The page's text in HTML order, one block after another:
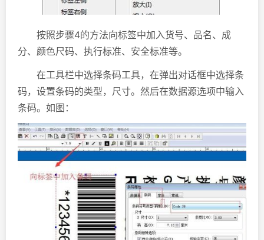
按照步骤4的方法向标签中加入货号、品名、成
分、颜色尺码、执行标准、安全标准等。
在工具栏中选择条码工具，在弹出对话框中选择条
码，设置条码的类型，尺寸。然后在数据源选项中输入
条码。如图：